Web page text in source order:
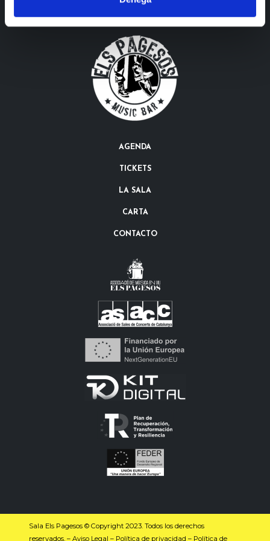
AGENDA
TICKETS
LA SALA
CARTA
CONTACTO
Sala Els Pagesos © Copyright 2023. Todos los derechos
reservados. – Aviso Legal – Política de privacidad – Política de